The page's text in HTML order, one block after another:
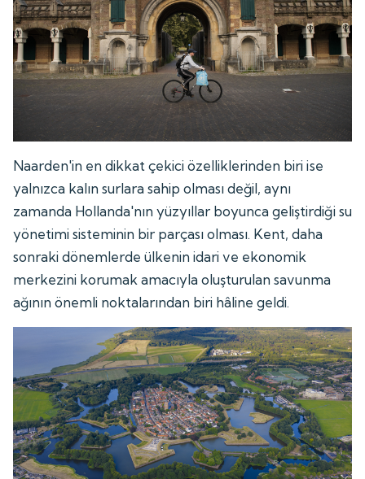
Naarden'in en dikkat çekici özelliklerinden biri ise
yalnızca kalın surlara sahip olması değil, aynı
zamanda Hollanda'nın yüzyıllar boyunca geliştirdiği su
yönetimi sisteminin bir parçası olması. Kent, daha
sonraki dönemlerde ülkenin idari ve ekonomik
merkezini korumak amacıyla oluşturulan savunma
ağının önemli noktalarından biri hâline geldi.